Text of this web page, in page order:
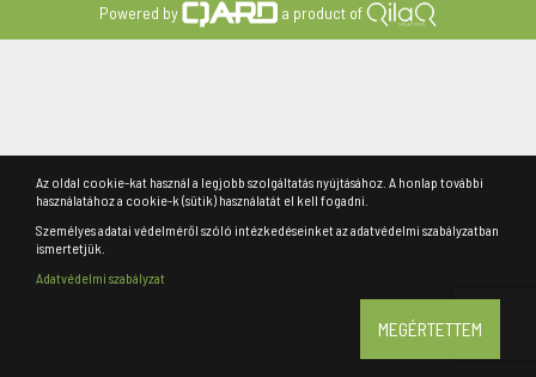
Powered by a product of
Az oldal cookie-kat használ a legjobb szolgáltatás nyújtásához. A honlap további
használatához a cookie-k (sütik) használatát el kell fogadni.
Személyes adatai védelméről szóló intézkedéseinket az adatvédelmi szabályzatban
ismertetjük.
Adatvédelmi szabályzat
MEGÉRTETTEM